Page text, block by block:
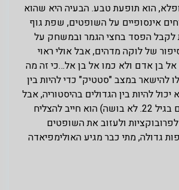
הוא תופעת טבע. הבעיה היא שהוא
אינסופיים על השופטים, שפת גוף
לקבל הפסד בחצי הגמר ובמשחק על
של לוקה מדהים, אבל אולי ראוי
בן אדם ולא כמו אל בן אל…כי זה מה
להישאר במצב "סטטיק" כדי להיות בין
להיות בין הגדולים בהיסטוריה, אבל
לא. הוא עוד לא שם בגיל 22. לא בושה) הוא חייב להצליח
ולעזוב את השופטים
גדולה, מתי כבר מגיע האולימפיאדה